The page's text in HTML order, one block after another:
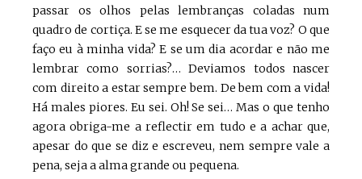
passar os olhos pelas lembranças coladas num
quadro de cortiça. E se me esquecer da tua voz? O que
faço eu à minha vida? E se um dia acordar e não me
lembrar como sorrias?… Deviamos todos nascer
com direito a estar sempre bem. De bem com a vida!
Há males piores. Eu sei. Oh! Se sei… Mas o que tenho
agora obriga-me a reflectir em tudo e a achar que,
apesar do que se diz e escreveu, nem sempre vale a
pena, seja a alma grande ou pequena.